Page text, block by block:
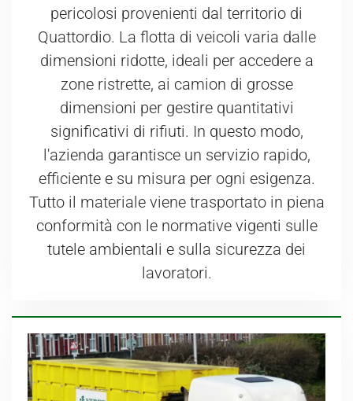
pericolosi provenienti dal territorio di
Quattordio. La flotta di veicoli varia dalle
dimensioni ridotte, ideali per accedere a
zone ristrette, ai camion di grosse
dimensioni per gestire quantitativi
significativi di rifiuti. In questo modo,
l'azienda garantisce un servizio rapido,
efficiente e su misura per ogni esigenza.
Tutto il materiale viene trasportato in piena
conformità con le normative vigenti sulle
tutele ambientali e sulla sicurezza dei
lavoratori.